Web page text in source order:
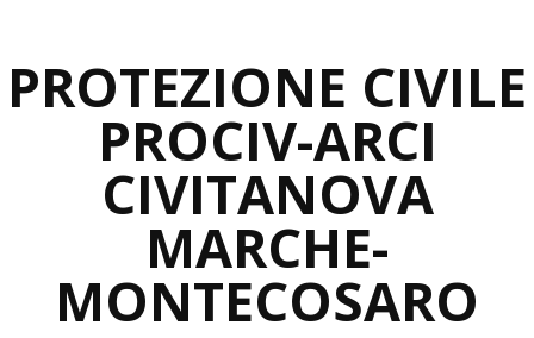
PROTEZIONE CIVILE
PROCIV-ARCI
CIVITANOVA
MARCHE-
MONTECOSARO